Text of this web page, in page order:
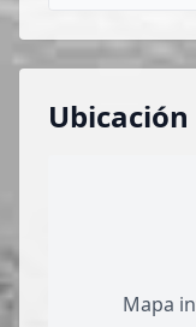
Ubicación
Mapa